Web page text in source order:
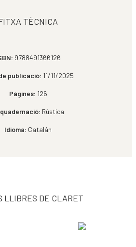
TÈCNICA
9788491366126
publicació: 11/11/2025
Pàgines: 126
Rústica
Idioma: Catalán
LLIBRES DE CLARET